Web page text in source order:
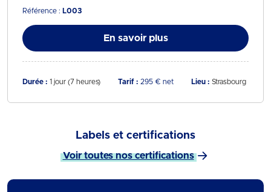
Référence : L003
En savoir plus
Durée : 1 jour (7 heures) Tarif : 295 € net Lieu : Strasbourg
Labels et certifications
Voir toutes nos certifications